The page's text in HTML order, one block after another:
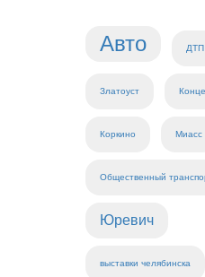
Авто ДТП
Златоуст
Коркино Миасс
Общественный
Юревич
выставки челябинска